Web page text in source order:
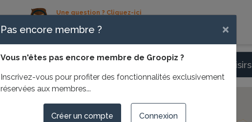
Une question ? Cliquez-ici
01 83 64 32 06
Ses loisirs
Pas encore membre ? ×
Vous n'êtes pas encore membre de Groopiz ?
Inscrivez-vous pour profiter des fonctionnalités exclusivement
réservées aux membres...
Créer un compte Connexion